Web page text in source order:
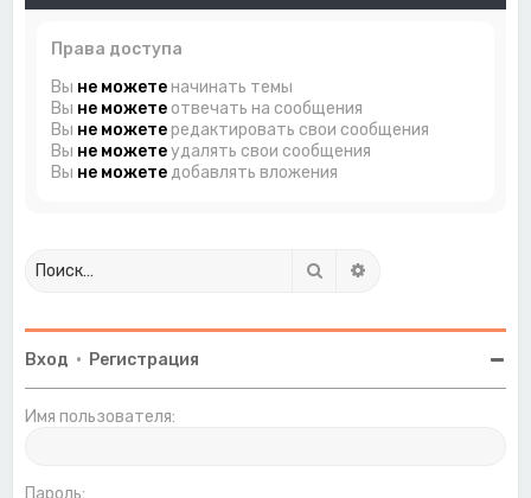
Права доступа
Вы не можетеначинать темы
Вы не можетеотвечать на сообщения
Вы не можетередактировать свои сообщения
Вы не можетеудалять свои сообщения
Вы не можетедобавлять вложения
Поиск
Вход • Регистрация
Имя пользователя:
Пароль: